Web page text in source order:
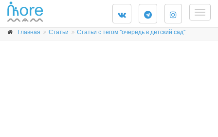
Главная Статьи Статьи с тегом "очередь в детский сад"